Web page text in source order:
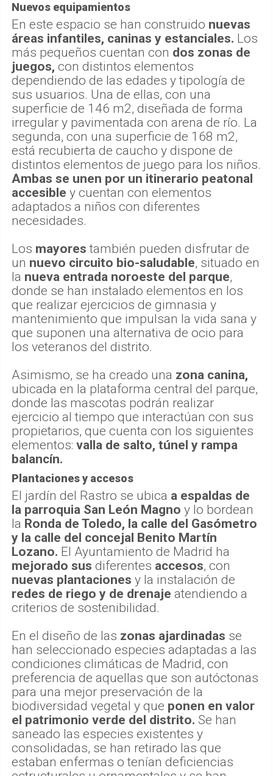
Nuevos equipamientos
En este espacio se han construido nuevas
áreas infantiles, caninas y estanciales. Los
más pequeños cuentan con dos zonas de
juegos, con distintos elementos
dependiendo de las edades y tipología de
sus usuarios. Una de ellas, con una
superficie de 146 m2, diseñada de forma
irregular y pavimentada con arena de río. La
segunda, con una superficie de 168 m2,
está recubierta de caucho y dispone de
distintos elementos de juego para los niños.
Ambas se unen por un itinerario peatonal
accesible y cuentan con elementos
adaptados a niños con diferentes
necesidades.
Los mayores también pueden disfrutar de
un nuevo circuito bio-saludable, situado en
la nueva entrada noroeste del parque,
donde se han instalado elementos en los
que realizar ejercicios de gimnasia y
mantenimiento que impulsan la vida sana y
que suponen una alternativa de ocio para
los veteranos del distrito.
Asimismo, se ha creado una zona canina,
ubicada en la plataforma central del parque,
donde las mascotas podrán realizar
ejercicio al tiempo que interactúan con sus
propietarios, que cuenta con los siguientes
elementos: valla de salto, túnel y rampa
balancín.
Plantaciones y accesos
El jardín del Rastro se ubica a espaldas de
la parroquia San León Magno y lo bordean
la Ronda de Toledo, la calle del Gasómetro
y la calle del concejal Benito Martín
Lozano. El Ayuntamiento de Madrid ha
mejorado sus diferentes accesos, con
nuevas plantaciones y la instalación de
redes de riego y de drenaje atendiendo a
criterios de sostenibilidad.
En el diseño de las zonas ajardinadas se
han seleccionado especies adaptadas a las
condiciones climáticas de Madrid, con
preferencia de aquellas que son autóctonas
para una mejor preservación de la
biodiversidad vegetal y que ponen en valor
el patrimonio verde del distrito. Se han
saneado las especies existentes y
consolidadas, se han retirado las que
estaban enfermas o tenían deficiencias